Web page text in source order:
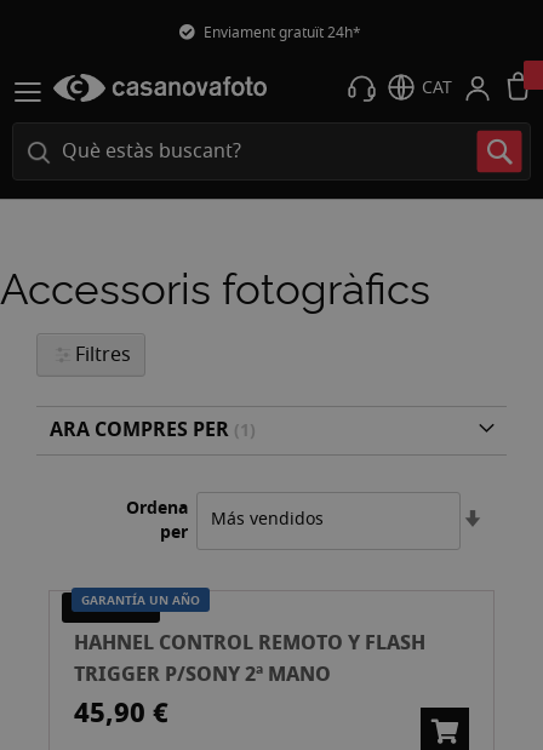
Enviament gratuït 24h*
CAT
Accessoris fotogràfics
Filtres
ARA COMPRES PER
Ordena
per
GARANTÍA UN AÑO
SEGONA MÀ
HAHNEL CONTROL REMOTO Y FLASH
TRIGGER P/SONY 2ª MANO
45,90 €